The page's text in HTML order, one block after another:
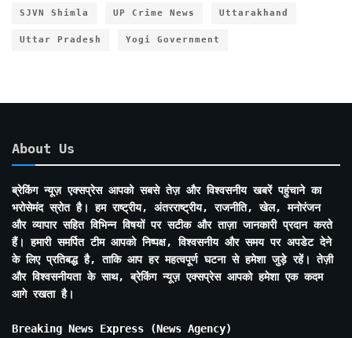
SJVN Shimla UP Crime News Uttarakhand
Uttar Pradesh Yogi Government
About Us
ब्रेकिंग न्यूज़ एक्सप्रेस आपको सबसे तेज़ और विश्वसनीय खबरें पहुंचाने का
भरोसेमंद स्रोत है। हम राष्ट्रीय, अंतरराष्ट्रीय, राजनीति, खेल, मनोरंजन
और व्यापार सहित विभिन्न विषयों पर सटीक और ताज़ा जानकारी प्रदान करते
हैं। हमारी समर्पित टीम आपको निष्पक्ष, विश्वसनीय और समय पर अपडेट देने
के लिए प्रतिबद्ध है, ताकि आप हर महत्वपूर्ण घटना से हमेशा जुड़े रहें। तेज़ी
और विश्वसनीयता के साथ, ब्रेकिंग न्यूज़ एक्सप्रेस आपको हमेशा एक कदम
आगे रखता है।
Breaking News Express (News Agency)